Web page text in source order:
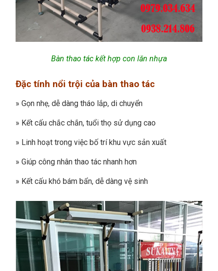
Bàn thao tác kết hợp con lăn nhựa
Đặc tính nổi trội của bàn thao tác
» Gọn nhẹ, dễ dàng tháo lắp, di chuyển
» Kết cấu chắc chắn, tuổi thọ sử dụng cao
» Linh hoạt trong việc bố trí khu vực sản xuất
» Giúp công nhân thao tác nhanh hơn
» Kết cấu khó bám bẩn, dễ dàng vệ sinh